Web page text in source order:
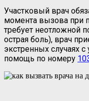
Участковый врач
момента вызова при
требует неотложной
острая боль), врач
экстренных случаях
помощь по номеру